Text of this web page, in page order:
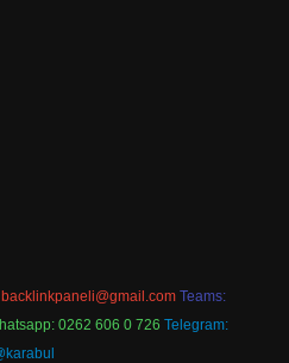
backlinkpaneli@gmail.com Teams:
0262 606 0 726 Telegram: